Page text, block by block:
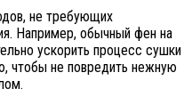
не требующих
Например, обычный фен на
ускорить процесс сушки
чтобы не повредить нежную